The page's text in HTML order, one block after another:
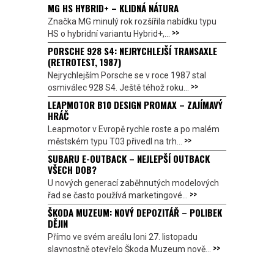
MG HS HYBRID+ – KLIDNÁ NÁTURA
Značka MG minulý rok rozšířila nabídku typu
HS o hybridní variantu Hybrid+,... >>
PORSCHE 928 S4: NEJRYCHLEJŠÍ TRANSAXLE
(RETROTEST, 1987)
Nejrychlejším Porsche se v roce 1987 stal
osmiválec 928 S4. Ještě téhož roku... >>
LEAPMOTOR B10 DESIGN PROMAX – ZAJÍMAVÝ
HRÁČ
Leapmotor v Evropě rychle roste a po malém
městském typu T03 přivedl na trh... >>
SUBARU E-OUTBACK – NEJLEPŠÍ OUTBACK
VŠECH DOB?
U nových generací zaběhnutých modelových
řad se často používá marketingové... >>
ŠKODA MUZEUM: NOVÝ DEPOZITÁŘ – POLIBEK
DĚJIN
Přímo ve svém areálu loni 27. listopadu
slavnostně otevřelo Škoda Muzeum nově... >>